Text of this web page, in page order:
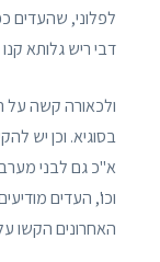
לפלוני, שהעדים
דבי ריש גלותא
ולכאורה קשה על
בסוגיא. וכן יש
א"כ גם לבני
וכו', העדים
האחרונים הקשו